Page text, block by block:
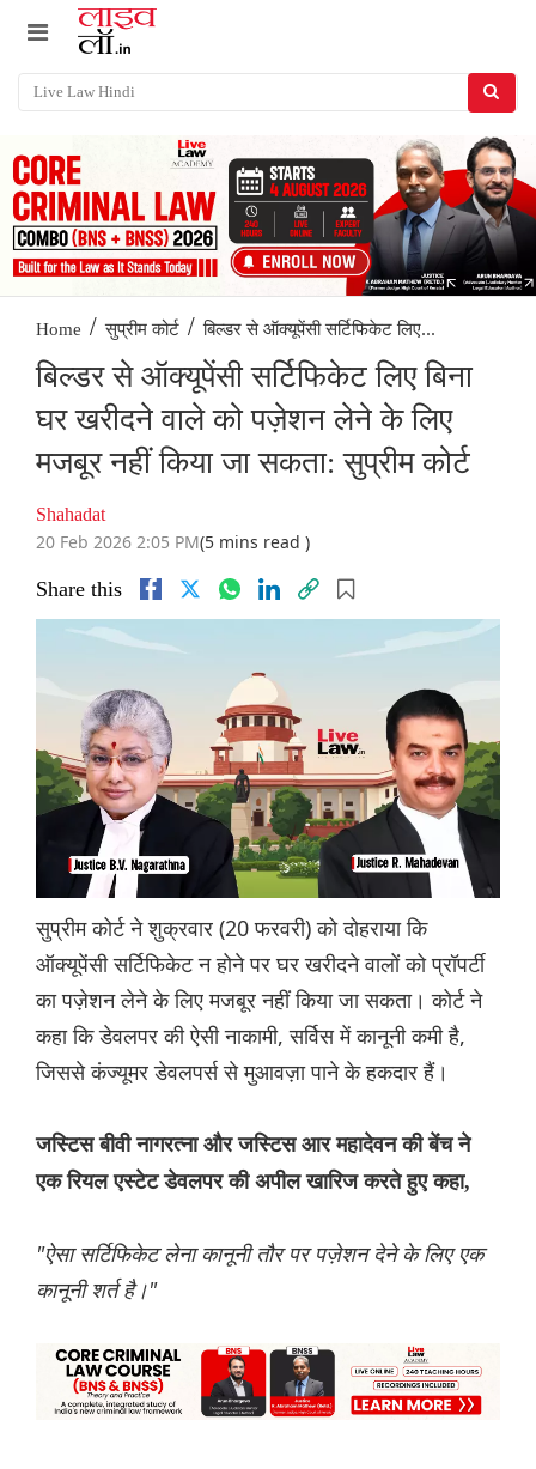
Home / सुप्रीम कोर्ट / बिल्डर से ऑक्यूपेंसी सर्टिफिकेट लिए...
बिल्डर से ऑक्यूपेंसी सर्टिफिकेट लिए बिना
घर खरीदने वाले को पज़ेशन लेने के लिए
मजबूर नहीं किया जा सकता: सुप्रीम कोर्ट
Shahadat
20 Feb 2026 2:05 PM(5 mins read )
Share this
सुप्रीम कोर्ट ने शुक्रवार (20 फरवरी) को दोहराया कि
ऑक्यूपेंसी सर्टिफिकेट न होने पर घर खरीदने वालों को प्रॉपर्टी
का पज़ेशन लेने के लिए मजबूर नहीं किया जा सकता। कोर्ट ने
कहा कि डेवलपर की ऐसी नाकामी, सर्विस में कानूनी कमी है,
जिससे कंज्यूमर डेवलपर्स से मुआवज़ा पाने के हकदार हैं।
जस्टिस बीवी नागरत्ना और जस्टिस आर महादेवन की बेंच ने
एक रियल एस्टेट डेवलपर की अपील खारिज करते हुए कहा,
"ऐसा सर्टिफिकेट लेना कानूनी तौर पर पज़ेशन देने के लिए एक
कानूनी शर्त है।"